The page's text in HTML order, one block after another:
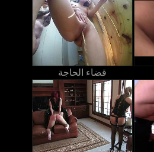
قضاء الحاجة